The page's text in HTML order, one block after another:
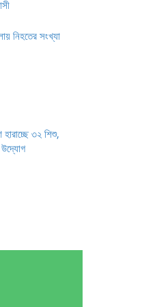
নিহতের সংখ্যা
হারাচ্ছে ৩২ শিশু,
উদ্যোগ